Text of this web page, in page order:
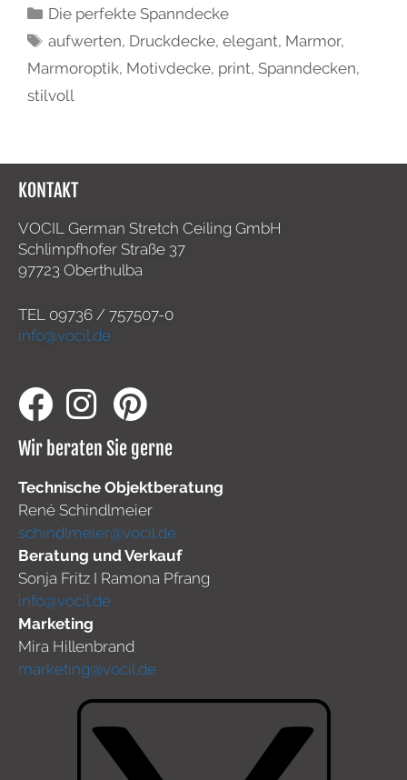
Die perfekte Spanndecke
aufwerten, Druckdecke,elegant, Marmor,
Marmoroptik, Motivdecke, print, Spanndecken,
stilvoll
KONTAKT
VOCIL German Stretch Ceiling GmbH
Schlimpfhofer Straße 37
97723 Oberthulba
TEL 09736 / 757507-0
info@vocil.de
Wir beraten Sie gerne
Technische Objektberatung
René Schindlmeier
schindlmeier@vocil.de
Beratung und Verkauf
Sonja Fritz I Ramona Pfrang
info@vocil.de
Marketing
Mira Hillenbrand
marketing@vocil.de